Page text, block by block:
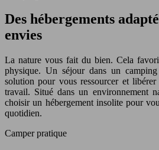
Des hébergements
envies
La nature vous fait du bien. Cela
physique. Un séjour dans un
solution pour vous ressourcer et
travail. Situé dans un environnement
choisir un hébergement insolite pour
quotidien.
Camper pratique